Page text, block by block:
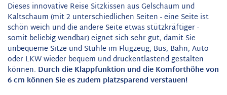
Dieses innovative Reise Sitzkissen aus Gelschaum und
Kaltschaum (mit 2 unterschiedlichen Seiten - eine Seite ist
schön weich und die andere Seite etwas stützkräftiger -
somit beliebig wendbar) eignet sich sehr gut, damit Sie
unbequeme Sitze und Stühle im Flugzeug, Bus, Bahn, Auto
oder LKW wieder bequem und druckentlastend gestalten
können. Durch die Klappfunktion und die Komforthöhe von
6 cm können Sie es zudem platzsparend verstauen!